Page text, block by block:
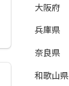
大阪府
兵庫県
奈良県
和歌山県